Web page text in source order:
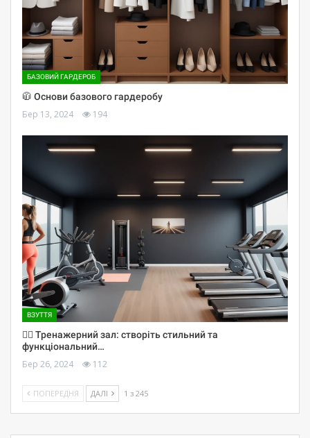
БАЗОВИЙ ГАРДЕРОБ
🧥 Основи базового гардеробу
Бер 13, 2024 194
ВЗУТТЯ
🏋️‍♀️ Тренажерний зал: створіть стильний та
функціональний…
Бер 26, 2024 112
ПОПЕРЕДНЯ ДАЛІ 1 з 245